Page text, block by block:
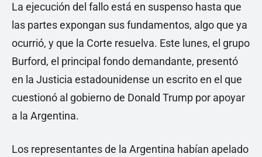
La ejecución del fallo está en suspenso hasta que
las partes expongan sus fundamentos, algo que ya
ocurrió, y que la Corte resuelva. Este lunes, el grupo
Burford, el principal fondo demandante, presentó
en la Justicia estadounidense un escrito en el que
cuestionó al gobierno de Donald Trump por apoyar
a la Argentina.
Los representantes de la Argentina habían apelado